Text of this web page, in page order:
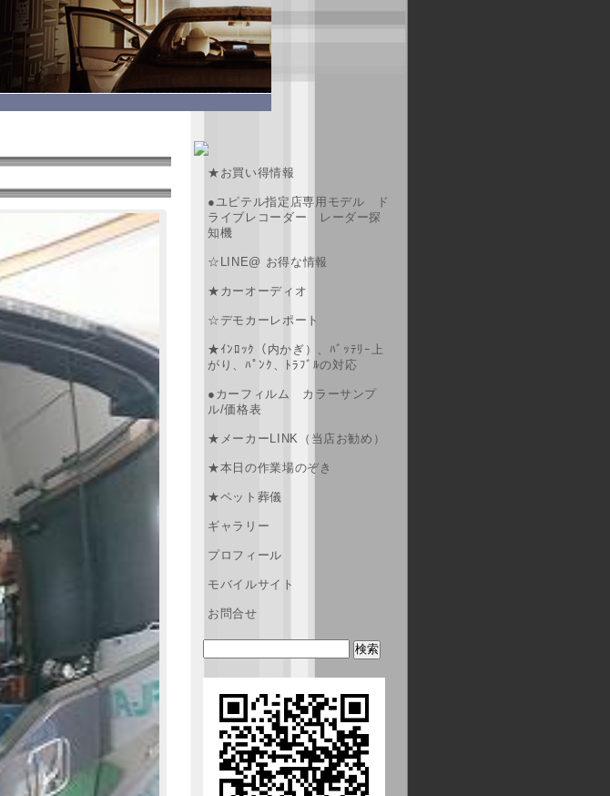
★お買い得情報
●ユピテル指定店専用モデル ド
ライブレコーダー レーダー探
知機
☆LINE@ お得な情報
★カーオーディオ
☆デモカーレポート
★ｲﾝﾛｯｸ（内かぎ）、ﾊﾞｯﾃﾘｰ上
がり、ﾊﾟﾝｸ、ﾄﾗﾌﾞﾙの対応
●カーフィルム カラーサンプ
ル/価格表
★メーカーLINK（当店お勧め）
★本日の作業場のぞき
★ペット葬儀
ギャラリー
プロフィール
モバイルサイト
お問合せ